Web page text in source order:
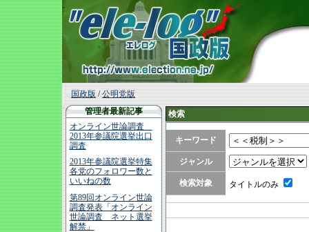
国政版/公明党版
管理者最新記事
オンライン世論調査
2013年参議院選挙出口
調査
2013年参議院選挙特集
各党のフォロワー数と
いいねの数
第89回オンライン世論
調査発表「オンライン
世論調査 ネット選挙
解禁」
検索
キーワード
ジャンル
検索対象 タイトルのみ